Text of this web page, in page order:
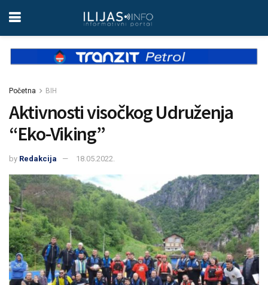
Početna BIH
Aktivnosti visočkog Udruženja
“Eko-Viking”
by Redakcija 18.05.2022.